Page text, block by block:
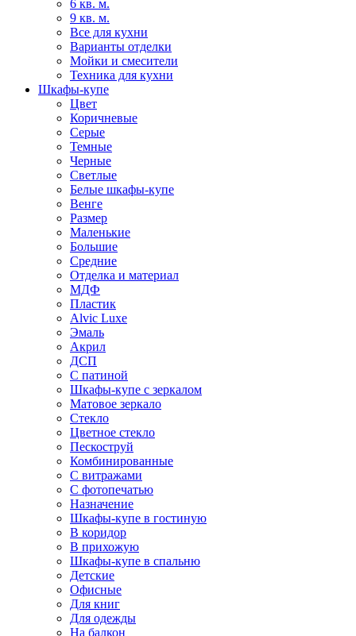
6 кв. м.
9 кв. м.
Все для кухни
Варианты отделки
Мойки и смесители
Техника для кухни
Шкафы-купе
Цвет
Коричневые
Серые
Темные
Черные
Светлые
Белые шкафы-купе
Венге
Размер
Маленькие
Большие
Средние
Отделка и материал
МДФ
Пластик
Alvic Luxe
Эмаль
Акрил
ДСП
С патиной
Шкафы-купе с зеркалом
Матовое зеркало
Стекло
Цветное стекло
Пескоструй
Комбинированные
С витражами
С фотопечатью
Назначение
Шкафы-купе в гостиную
В коридор
В прихожую
Шкафы-купе в спальню
Детские
Офисные
Для книг
Для одежды
На балкон